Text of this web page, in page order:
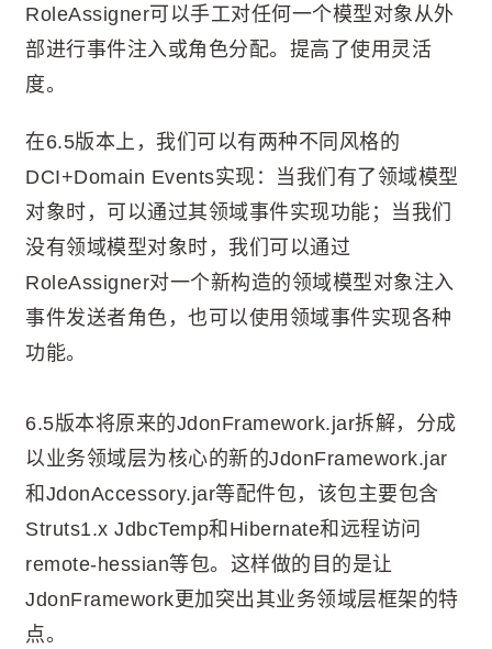
RoleAssigner可以手工对任何一个模型对象从外
部进行事件注入或角色分配。提高了使用灵活
度。
在6.5版本上，我们可以有两种不同风格的
DCI+Domain Events实现：当我们有了领域模型
对象时，可以通过其领域事件实现功能；当我们
没有领域模型对象时，我们可以通过
RoleAssigner对一个新构造的领域模型对象注入
事件发送者角色，也可以使用领域事件实现各种
功能。
6.5版本将原来的JdonFramework.jar拆解，分成
以业务领域层为核心的新的JdonFramework.jar
和JdonAccessory.jar等配件包，该包主要包含
Struts1.x JdbcTemp和Hibernate和远程访问
remote-hessian等包。这样做的目的是让
JdonFramework更加突出其业务领域层框架的特
点。